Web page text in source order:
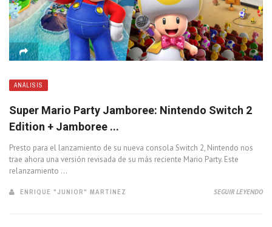
ANÁLISIS
Super Mario Party Jamboree: Nintendo Switch 2
Edition + Jamboree ...
Presto para el lanzamiento de su nueva consola Switch 2, Nintendo nos
trae ahora una versión revisada de su más reciente Mario Party. Este
relanzamiento ...
ENRIQUE "JUNIOR" MARTINEZ SEGUIR LEYENDO